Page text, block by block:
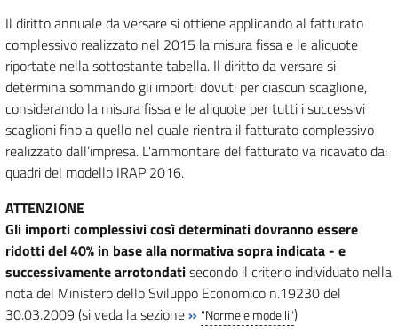
Il diritto annuale da versare si ottiene applicando al fatturato
complessivo realizzato nel 2015 la misura fissa e le aliquote
riportate nella sottostante tabella. Il diritto da versare si
determina sommando gli importi dovuti per ciascun scaglione,
considerando la misura fissa e le aliquote per tutti i successivi
scaglioni fino a quello nel quale rientra il fatturato complessivo
realizzato dall’impresa. L'ammontare del fatturato va ricavato dai
quadri del modello IRAP 2016.
ATTENZIONE
Gli importi complessivi così determinati dovranno essere
ridotti del 40% in base alla normativa sopra indicata - e
successivamente arrotondatisecondo il criterio individuato nella
nota del Ministero dello Sviluppo Economico n.19230 del
30.03.2009 (si veda la sezione» "Norme e modelli")